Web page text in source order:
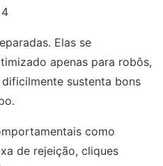
Elas se
apenas para robôs,
sustenta bons
como
de rejeição, cliques